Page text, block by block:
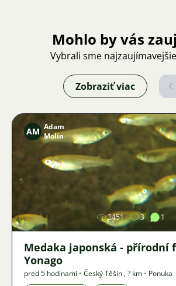
Mohlo by vás
Vybrali sme
Zobraziť viac
Obrázok
AM Adam
Molin
2451 3 1
Medaka japonská - přírodní
Yonago
pred 5 hodinami • Český Těšín ,? km • Ponuka